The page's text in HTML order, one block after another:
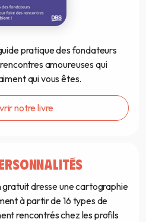
pratique des fondateurs
amoureuses qui
qui vous êtes.
notre livre
dresse une cartographie
à partir de 16 types de
rencontrés chez les profils